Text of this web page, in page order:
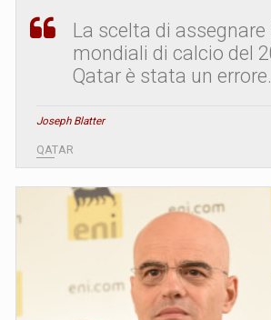
La scelta di assegnare
mondiali di calcio del
Qatar è stata un errore.
Joseph Blatter
QATAR